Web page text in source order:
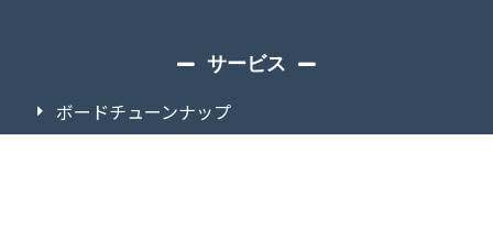
サービス
ボードチューンナップ